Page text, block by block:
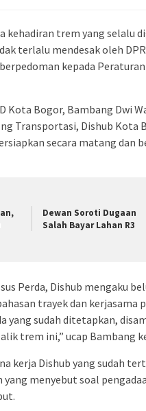
kehadiran trem yang selalu
terlalu mendesak oleh
kepada
Kota Bogor, Bambang Dwi
Transportasi, Dishub Kota
secara matang dan
Dewan Soroti Dugaan
Salah Bayar Lahan R3
Perda, Dishub mengaku
trayek dan kerjasama
yang sudah ditetapkan,
trem ini,” ucap Bambang
kerja Dishub yang sudah
menyebut soal